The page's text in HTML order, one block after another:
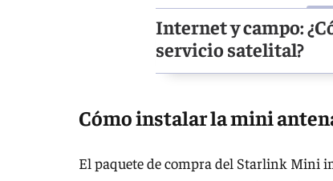
Internet y campo:
servicio satelital?
Cómo instalar la mini
El paquete de compra del Starlink Mini